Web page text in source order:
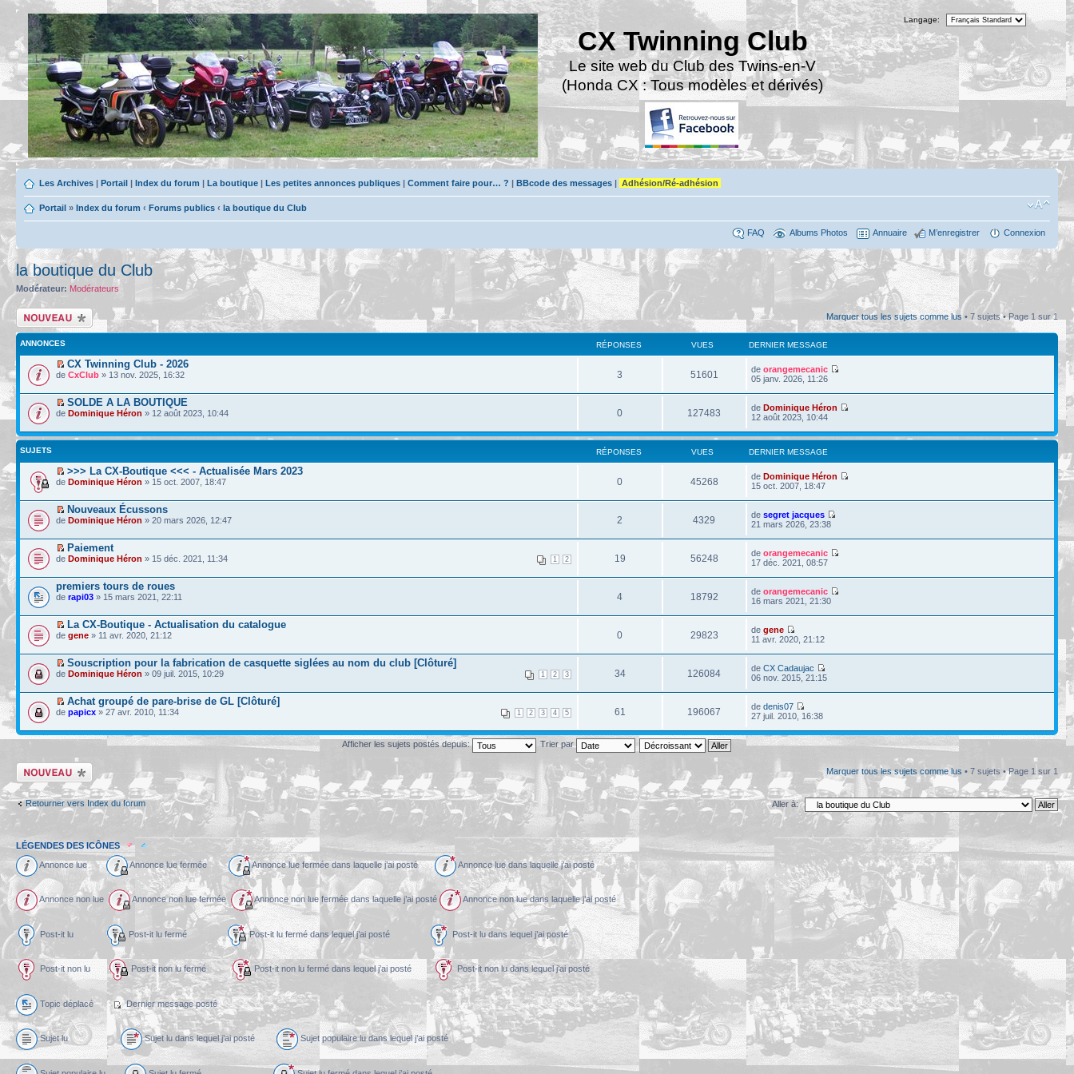
CX Twinning Club
Le site web du Club des Twins-en-V
(Honda CX : Tous modèles et dérivés)
Langage:
Les Archives | Portail | Index du forum | La boutique | Les petites annonces publiques | Comment faire pour… ? | BBcode des messages | Adhésion/Ré-adhésion
Portail » Index du forum ‹ Forums publics ‹ la boutique du Club
FAQ Albums Photos Annuaire M’enregistrer Connexion
la boutique du Club
Modérateur: Modérateurs
Écrire un nouveau
sujet
Marquer tous les sujets comme lus • 7 sujets • Page 1 sur1
ANNONCES RÉPONSES VUES DERNIER MESSAGE
CX Twinning Club - 2026
de CxClub » 13 nov. 2025, 16:32 3 51601 deorangemecanic
05 janv. 2026, 11:26
SOLDE A LA BOUTIQUE
de Dominique Héron » 12 août 2023, 10:44 0 127483 deDominique Héron
12 août 2023, 10:44
SUJETS RÉPONSES VUES DERNIER MESSAGE
>>> La CX-Boutique <<< - Actualisée Mars 2023
de Dominique Héron » 15 oct. 2007, 18:47 0 45268 deDominique Héron
15 oct. 2007, 18:47
Nouveaux Écussons
de Dominique Héron » 20 mars 2026, 12:47 2 4329 desegret jacques
21 mars 2026, 23:38
Paiement
1 2
de Dominique Héron » 15 déc. 2021, 11:34 19 56248 deorangemecanic
17 déc. 2021, 08:57
premiers tours de roues
de rapi03 » 15 mars 2021, 22:11 4 18792 deorangemecanic
16 mars 2021, 21:30
La CX-Boutique - Actualisation du catalogue
de gene » 11 avr. 2020, 21:12 0 29823 degene
11 avr. 2020, 21:12
Souscription pour la fabrication de casquette siglées au nom du club [Clôturé]
1 2 3
de Dominique Héron » 09 juil. 2015, 10:29 34 126084 deCX Cadaujac
06 nov. 2015, 21:15
Achat groupé de pare-brise de GL [Clôturé]
1 2 3 4 5
de papicx » 27 avr. 2010, 11:34 61 196067 dedenis07
27 juil. 2010, 16:38
Afficher les sujets postés depuis: Trier par
Écrire un nouveau
sujet
Marquer tous les sujets comme lus • 7 sujets • Page 1 sur 1
Retourner vers Index du forum Aller à:
LÉGENDES DES ICÔNES
Annonce lue Annonce lue fermée Annonce lue fermée dans laquelle j’ai posté Annonce lue dans laquelle j’ai posté
Annonce non lue Annonce non lue fermée Annonce non lue fermée dans laquelle j’ai posté Annonce non lue dans laquelle j’ai posté
Post-it lu Post-it lu fermé Post-it lu fermé dans lequel j’ai posté Post-it lu dans lequel j’ai posté
Post-it non lu Post-it non lu fermé Post-it non lu fermé dans lequel j’ai posté Post-it non lu dans lequel j’ai posté
Topic déplacé Dernier message posté
Sujet lu Sujet lu dans lequel j’ai posté Sujet populaire lu dans lequel j’ai posté